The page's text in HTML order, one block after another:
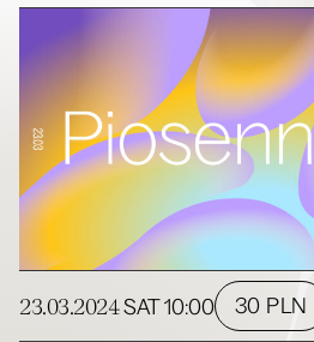
23.03.2024SAT 10:00 30 PLN